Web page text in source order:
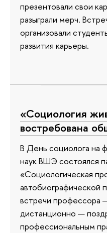
презентовали свои
разыграли мерч.
организовали
развития карьеры.
«Социология
востребована
В День социолога на
наук ВШЭ состоялся
«Социологическая
автобиографической
встречи профессора
дистанционно —
профессиональным